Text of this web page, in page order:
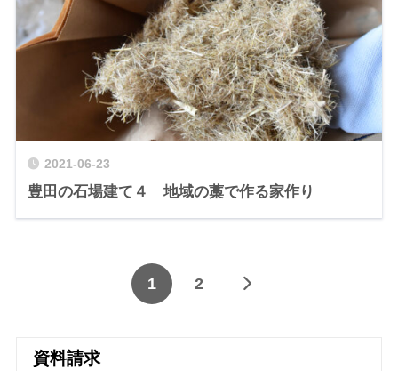
2021-06-23
豊田の石場建て４ 地域の藁で作る家作り
1 2
資料請求